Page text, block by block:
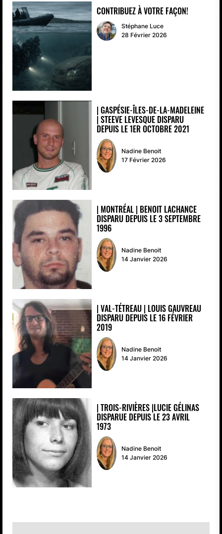
CONTRIBUEZ À VOTRE FAÇON!
Stéphane Luce
28 Février 2026
| GASPÉSIE-ÎLES-DE-LA-MADELEINE
| STEEVE LEVESQUE DISPARU
DEPUIS LE 1ER OCTOBRE 2021
Nadine Benoit
17 Février 2026
| MONTRÉAL | BENOIT LACHANCE
DISPARU DEPUIS LE 3 SEPTEMBRE
1996
Nadine Benoit
14 Janvier 2026
| VAL-TÉTREAU | LOUIS GAUVREAU
DISPARU DEPUIS LE 16 FÉVRIER
2019
Nadine Benoit
14 Janvier 2026
| TROIS-RIVIÈRES |LUCIE GÉLINAS
DISPARUE DEPUIS LE 23 AVRIL
1973
Nadine Benoit
14 Janvier 2026